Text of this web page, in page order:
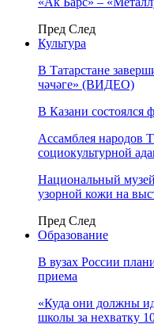
Пред След
Культура
В Татарстане
чәчәге» (ВИДЕО)
В Казани состоялся
Ассамблея народов
социокультурной
Национальный музей
узорной кожи на
Пред След
Образование
В вузах России
приема
«Куда они должны
школы за нехватку